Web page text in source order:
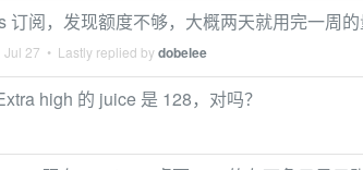
订阅，发现额度不够，大概两天就用完一周的
Jul 27 • Lastly replied bydobelee
high 的 juice 是 128，对吗？